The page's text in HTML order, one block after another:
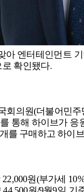
아 엔터테인먼트
확인됐다.
회의원(더불어민주
통해 하이브가 응
를 구매하고 하이
22,000원(부가세